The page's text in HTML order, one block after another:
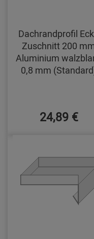
Dachrandprofil
Zuschnitt 200
Aluminium
0,8 mm
24,89 €